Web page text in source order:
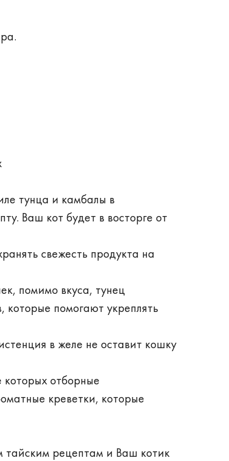
тунца и камбалы в
Ваш кот будет в восторге от
свежесть продукта на
помимо вкуса, тунец
которые помогают укреплять
в желе не оставит кошку
отборные
креветки, которые
тайским рецептам и Ваш котик